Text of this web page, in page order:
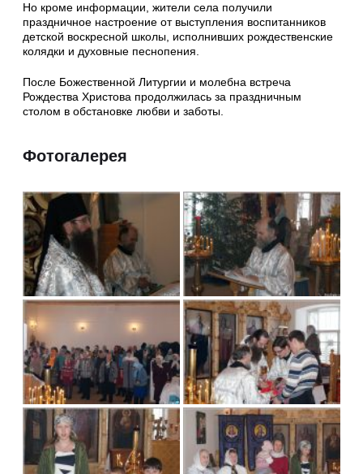
Но кроме информации, жители села получили
праздничное настроение от выступления воспитанников
детской воскресной школы, исполнивших рождественские
колядки и духовные песнопения.
После Божественной Литургии и молебна встреча
Рождества Христова продолжилась за праздничным
столом в обстановке любви и заботы.
Фотогалерея